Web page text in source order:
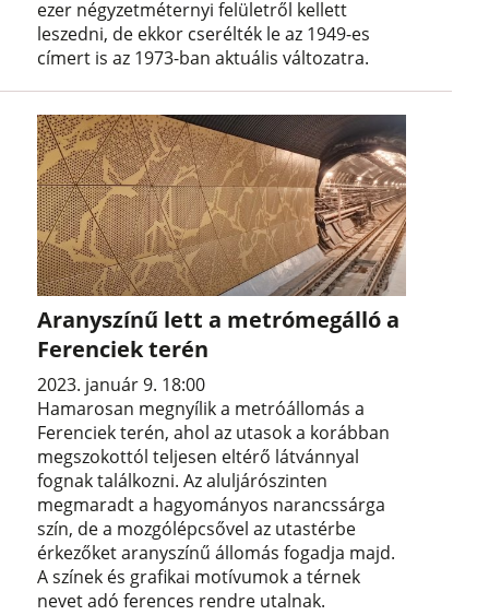
ezer négyzetméternyi felületről kellett
leszedni, de ekkor cserélték le az 1949-es
címert is az 1973-ban aktuális változatra.
Aranyszínű lett a metrómegálló a
Ferenciek terén
2023. január 9. 18:00
Hamarosan megnyílik a metróállomás a
Ferenciek terén, ahol az utasok a korábban
megszokottól teljesen eltérő látvánnyal
fognak találkozni. Az aluljárószinten
megmaradt a hagyományos narancssárga
szín, de a mozgólépcsővel az utastérbe
érkezőket aranyszínű állomás fogadja majd.
A színek és grafikai motívumok a térnek
nevet adó ferences rendre utalnak.